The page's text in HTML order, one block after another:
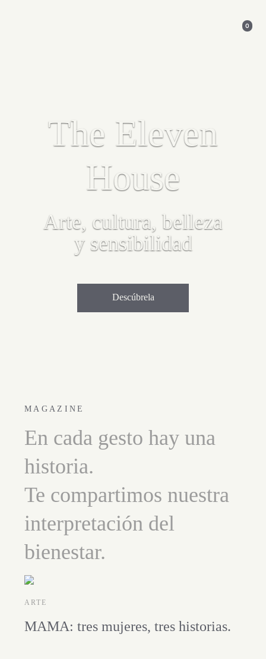
0
The Eleven
House
Arte, cultura, belleza
y sensibilidad
Descúbrela
MAGAZINE
En cada gesto hay una
historia.
Te compartimos nuestra
interpretación del
bienestar.
ARTE
MAMA: tres mujeres, tres historias.